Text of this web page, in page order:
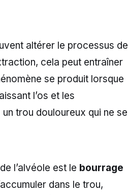
altérer le processus de
cela peut entraîner
se produit lorsque
l’os et les
trou douloureux qui ne se
l’alvéole est le bourrage
dans le trou,